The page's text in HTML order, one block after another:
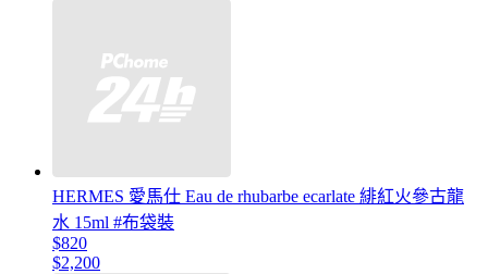
HERMES 愛馬仕 Eau de rhubarbe ecarlate 緋紅火參古龍
水 15ml #布袋裝
$820
$2,200